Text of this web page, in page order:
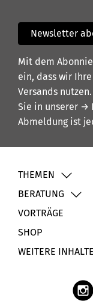
Newsletter
Mit dem
ein, dass wir
Versands
Sie in unserer →
Abmeldung ist
THEMEN
BERATUNG
VORTRÄGE
SHOP
WEITERE INHALTE